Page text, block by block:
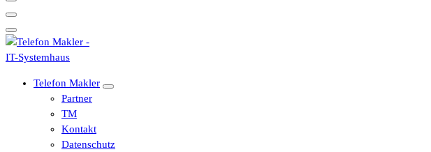
Telefon Makler
Partner
TM
Kontakt
Datenschutz